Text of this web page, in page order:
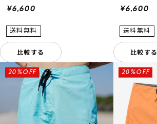
¥6,600
比較する
¥6,600
比較する
20%OFF 20%OFF